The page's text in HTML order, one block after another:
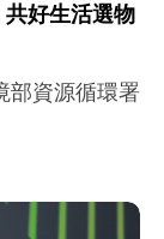
好生活選物
部資源循環署